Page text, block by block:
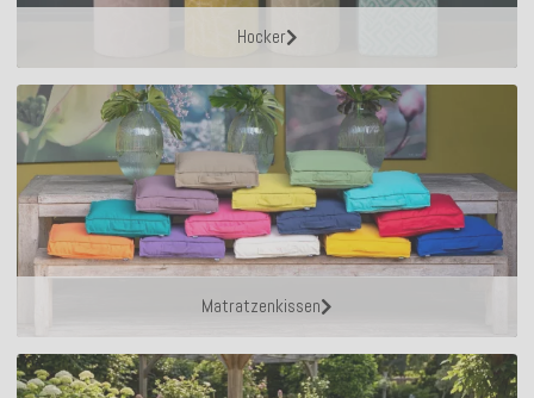
Hocker
Matratzenkissen